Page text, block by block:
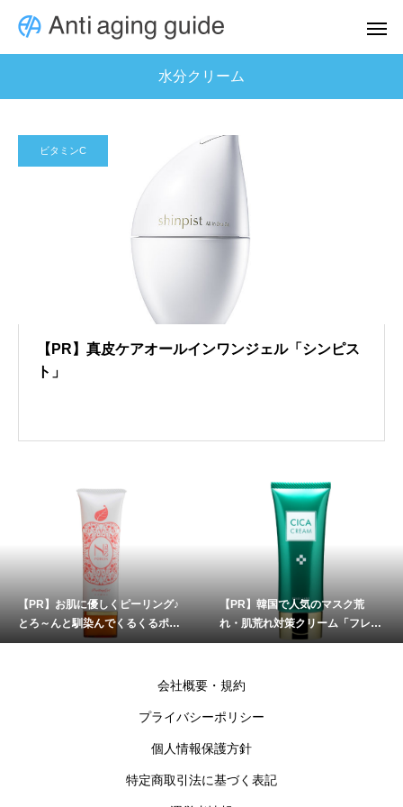
水分クリーム
ビタミンC
【PR】真皮ケアオールインワンジェル「シンピス
ト」
【PR】お肌に優しくピーリング♪
とろ～んと馴染んでくるくるポロ
ン！「ナノポロン」
【PR】韓国で人気のマスク荒
れ・肌荒れ対策クリーム「フレイ
スラボ シカクリーム」
会社概要・規約
プライバシーポリシー
個人情報保護方針
特定商取引法に基づく表記